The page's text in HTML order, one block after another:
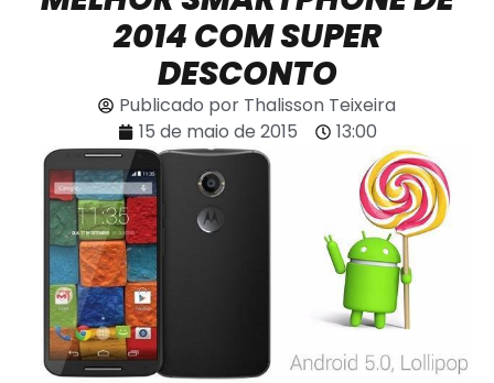
2014 COM SUPER
DESCONTO
Publicado por Thalisson Teixeira
15 de maio de 2015
13:00